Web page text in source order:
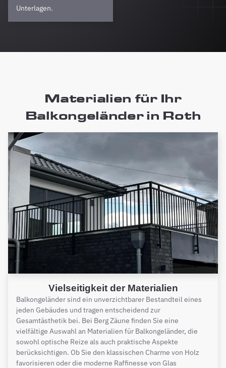
Unterlagen.
Materialien für Ihr
Balkongeländer in Roth
Vielseitigkeit der Materialien
Balkongeländer sind ein unverzichtbarer Bestandteil eines
jeden Gebäudes und tragen entscheidend zur
Gesamtästhetik bei. Bei Berg Zäune finden Sie eine
vielfältige Auswahl an Materialien für Balkongeländer, die
sowohl optische Reize als auch praktische Aspekte
berücksichtigen. Ob Sie den klassischen Charme von Holz
favorisieren oder die moderne Raffinesse von Glas